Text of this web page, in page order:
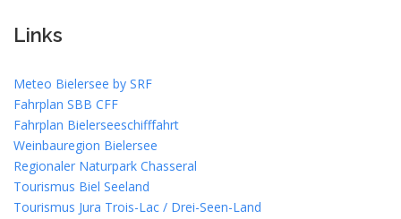
Links
Meteo Bielersee by SRF
Fahrplan SBB CFF
Fahrplan Bielerseeschifffahrt
Weinbauregion Bielersee
Regionaler Naturpark Chasseral
Tourismus Biel Seeland
Tourismus Jura Trois-Lac / Drei-Seen-Land